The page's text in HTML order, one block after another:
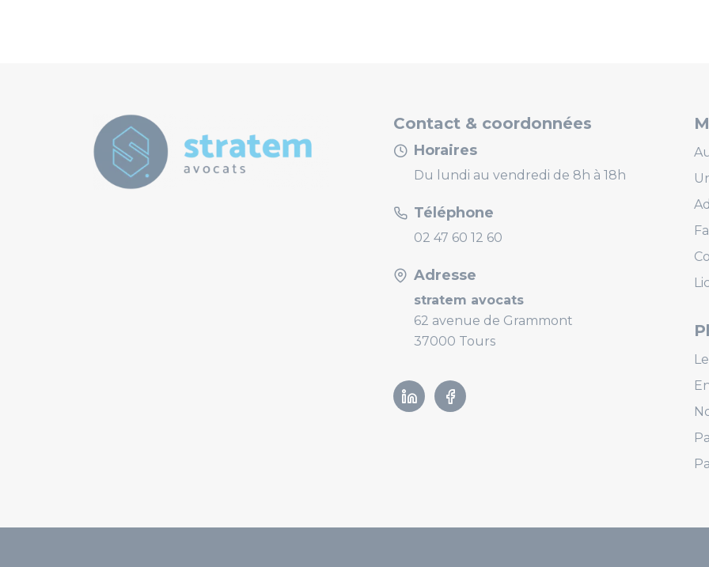
Contact & coordonnées
Horaires
Du lundi au vendredi de 8h à 18h
Téléphone
02 47 60 12 60
Adresse
stratem avocats
62 avenue de Grammont
37000 Tours
LinkedinFacebook